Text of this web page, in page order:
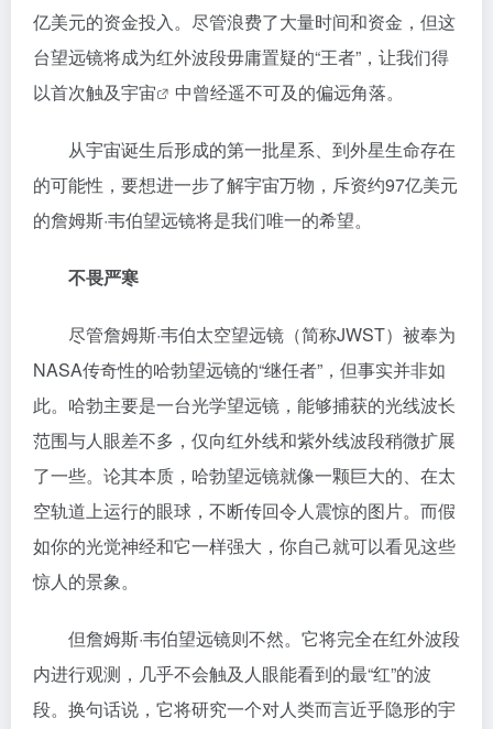
亿美元的资金投入。尽管浪费了大量时间和资金，但这
台望远镜将成为红外波段毋庸置疑的“王者”，让我们得
以首次触及宇宙 中曾经遥不可及的偏远角落。
从宇宙诞生后形成的第一批星系、到外星生命存在
的可能性，要想进一步了解宇宙万物，斥资约97亿美元
的詹姆斯·韦伯望远镜将是我们唯一的希望。
不畏严寒
尽管詹姆斯·韦伯太空望远镜（简称JWST）被奉为
NASA传奇性的哈勃望远镜的“继任者”，但事实并非如
此。哈勃主要是一台光学望远镜，能够捕获的光线波长
范围与人眼差不多，仅向红外线和紫外线波段稍微扩展
了一些。论其本质，哈勃望远镜就像一颗巨大的、在太
空轨道上运行的眼球，不断传回令人震惊的图片。而假
如你的光觉神经和它一样强大，你自己就可以看见这些
惊人的景象。
但詹姆斯·韦伯望远镜则不然。它将完全在红外波段
内进行观测，几乎不会触及人眼能看到的最“红”的波
段。换句话说，它将研究一个对人类而言近乎隐形的宇